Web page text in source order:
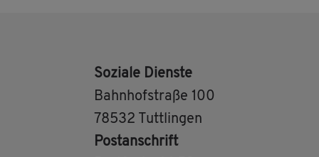
So­zia­le Diens­te
Bahn­hof­stra­ße 100
78532 Tutt­lin­gen
Post­an­schrift